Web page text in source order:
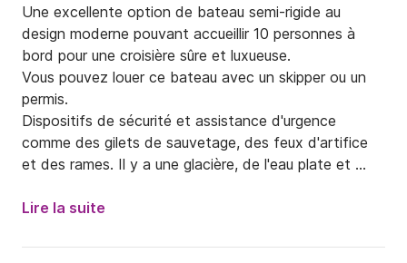
Une excellente option de bateau semi-rigide au
design moderne pouvant accueillir 10 personnes à
bord pour une croisière sûre et luxueuse.
Vous pouvez louer ce bateau avec un skipper ou un
permis.
Dispositifs de sécurité et assistance d'urgence
comme des gilets de sauvetage, des feux d'artifice
et des rames. Il y a une glacière, de l'eau plate et
personnel également. Un système de son, des
Il existe également une carte des points et des lieux
Lire la suite